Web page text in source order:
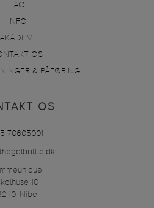
FAQ
INFO
AKADEMI
OS
& PÅFØRING
OS
70605001
10
Nibe